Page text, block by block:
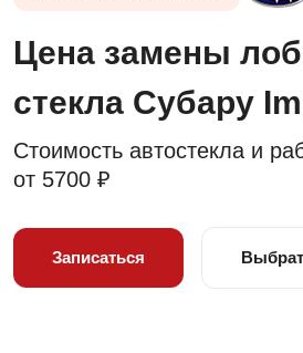
Цена замены
стекла Субару
Стоимость автостекла и
от 5700 ₽
Записаться